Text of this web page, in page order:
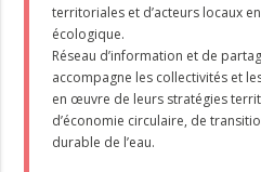
territoriales et d’acteurs locaux
écologique.
Réseau d’information et de
accompagne les collectivités et
en œuvre de leurs stratégies
d’économie circulaire, de
durable de l’eau.